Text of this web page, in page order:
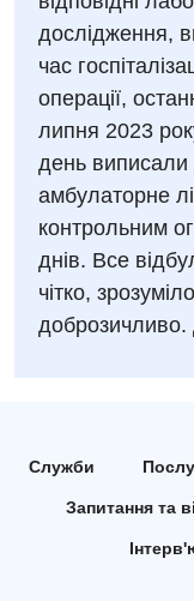
Рентгенографія
УЗД
Для дорослих
Акушерство і
Алергологія,
Андрологія
Відділення
Діагностичне
Ендоскопічне
Онкологічне
Офтальмологічне
Педіатричне
Терапевтичне
Травматологічне
Українська
Російська
дослідження,
час
операції,
липня 2023
день
амбулаторне
контрольним
днів. Все
чітко,
Служби
Запитання та